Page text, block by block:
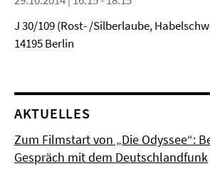
J 30/109 (Rost- /Silberlaube,
14195 Berlin
AKTUELLES
Zum Filmstart von „Die Odyssee“:
Gespräch mit dem Deutschlandfunk